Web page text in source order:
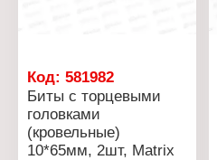
Код: 581982
Биты с торцевыми
головками
(кровельные)
10*65мм, 2шт, Matrix